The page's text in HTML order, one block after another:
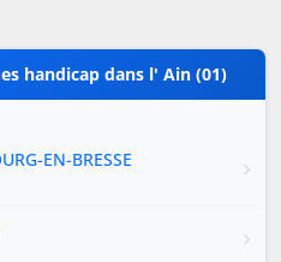
handicap dans l' Ain (01)
EN-BRESSE